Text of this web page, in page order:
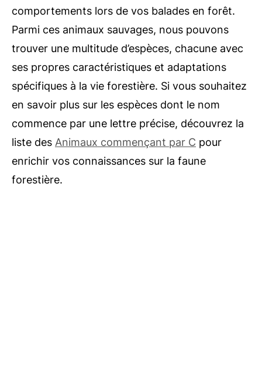
comportements lors de vos balades en forêt.
Parmi ces animaux sauvages, nous pouvons
trouver une multitude d’espèces, chacune avec
ses propres caractéristiques et adaptations
spécifiques à la vie forestière. Si vous souhaitez
en savoir plus sur les espèces dont le nom
commence par une lettre précise, découvrez la
liste des Animaux commençant par C pour
enrichir vos connaissances sur la faune
forestière.